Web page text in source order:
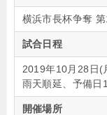
横浜市長杯争奪
試合日程
2019年10月28日(
雨天順延、予備日
開催場所